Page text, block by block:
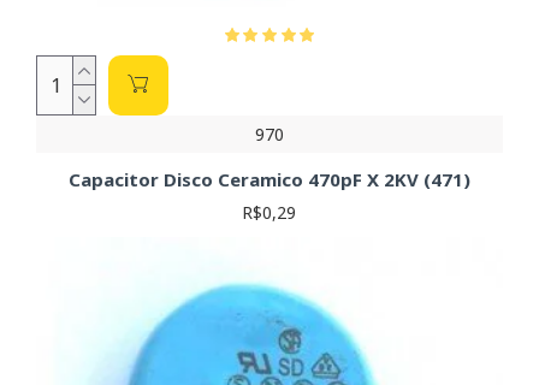
970
Capacitor Disco Ceramico 470pF X 2KV (471)
R$0,29